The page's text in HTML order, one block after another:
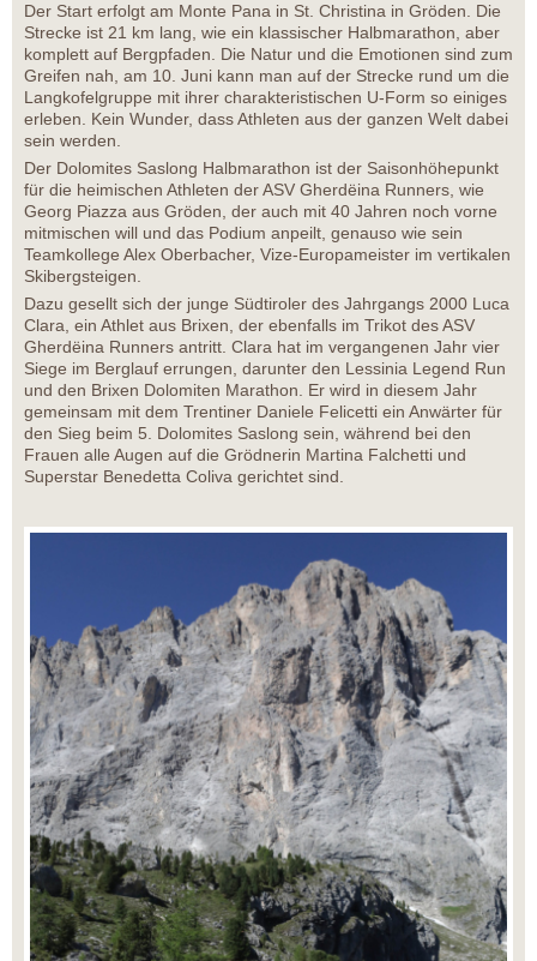
Der Start erfolgt am Monte Pana in St. Christina in Gröden. Die
Strecke ist 21 km lang, wie ein klassischer Halbmarathon, aber
komplett auf Bergpfaden. Die Natur und die Emotionen sind zum
Greifen nah, am 10. Juni kann man auf der Strecke rund um die
Langkofelgruppe mit ihrer charakteristischen U-Form so einiges
erleben. Kein Wunder, dass Athleten aus der ganzen Welt dabei
sein werden.
Der Dolomites Saslong Halbmarathon ist der Saisonhöhepunkt
für die heimischen Athleten der ASV Gherdëina Runners, wie
Georg Piazza aus Gröden, der auch mit 40 Jahren noch vorne
mitmischen will und das Podium anpeilt, genauso wie sein
Teamkollege Alex Oberbacher, Vize-Europameister im vertikalen
Skibergsteigen.
Dazu gesellt sich der junge Südtiroler des Jahrgangs 2000 Luca
Clara, ein Athlet aus Brixen, der ebenfalls im Trikot des ASV
Gherdëina Runners antritt. Clara hat im vergangenen Jahr vier
Siege im Berglauf errungen, darunter den Lessinia Legend Run
und den Brixen Dolomiten Marathon. Er wird in diesem Jahr
gemeinsam mit dem Trentiner Daniele Felicetti ein Anwärter für
den Sieg beim 5. Dolomites Saslong sein, während bei den
Frauen alle Augen auf die Grödnerin Martina Falchetti und
Superstar Benedetta Coliva gerichtet sind.